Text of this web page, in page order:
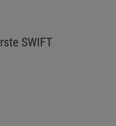
SWIFT